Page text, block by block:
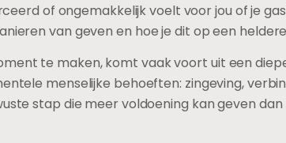
of ongemakkelijk voelt voor jou of je
van geven en hoe je dit op een
te maken, komt vaak voort uit een
menselijke behoeften: zingeving,
stap die meer voldoening kan geven